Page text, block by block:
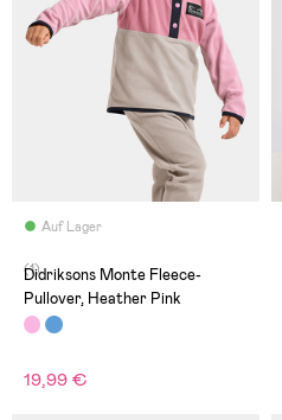
Auf Lager
(1)
Didriksons Monte Fleece-
Pullover, Heather Pink
19,99 €